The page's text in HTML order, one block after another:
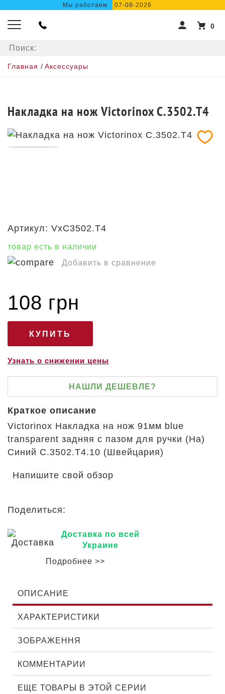
Мы работаем 07-08-2026
0
Главная / Аксессуары
Накладка на нож Victorinox C.3502.T4
Артикул: VxC3502.T4
товар есть в наличии
Добавить в сравнение
108 грн
Узнать о снижении цены
НАШЛИ ДЕШЕВЛЕ?
Краткое описание
Victorinox Накладка на нож 91мм blue
transparent задняя с пазом для ручки (Ha)
Синий C.3502.T4.10 (Швейцария)
Напишите свой обзор
Поделиться:
Доставка по всей
Украине
Подробнее >>
ОПИСАНИЕ
ХАРАКТЕРИСТИКИ
ЗОБРАЖЕННЯ
КОММЕНТАРИИ
ЕЩЕ ТОВАРЫ В ЭТОЙ СЕРИИ